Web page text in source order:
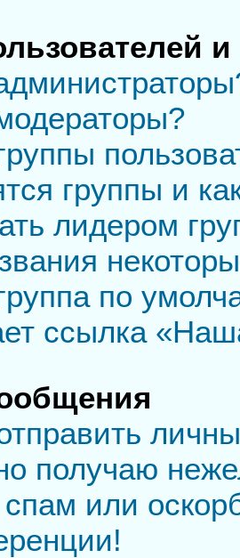
группы и
лидером
по
ссылка
получаю
или